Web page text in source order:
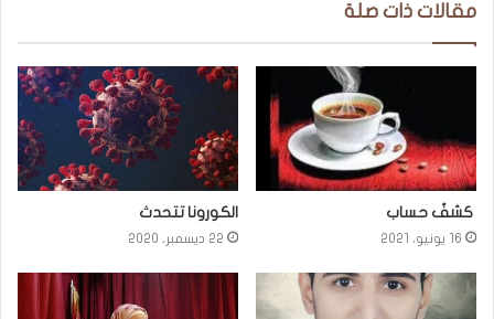
مقالات ذات صلة
كشفُ حساب
16 يونيو، 2021
الكورونا تتحدث
22 ديسمبر، 2020